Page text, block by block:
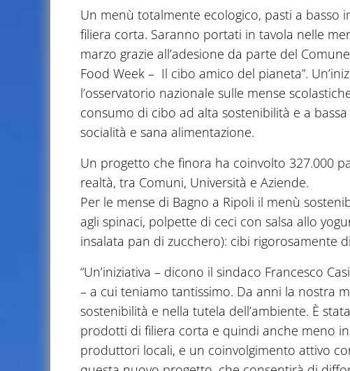
Un menù totalmente ecologico, pasti a basso
filiera corta. Saranno portati in tavola nelle
marzo grazie all’adesione da parte del
Food Week – Il cibo amico del pianeta”.
l’osservatorio nazionale sulle mense
consumo di cibo ad alta sostenibilità e a
socialità e sana alimentazione.
Un progetto che finora ha coinvolto 327.000
realtà, tra Comuni, Università e Aziende.
Per le mense di Bagno a Ripoli il menù
agli spinaci, polpette di ceci con salsa allo
insalata pan di zucchero): cibi rigorosamente
“Un’iniziativa – dicono il sindaco Francesco
– a cui teniamo tantissimo. Da anni la nostra
sostenibilità e nella tutela dell’ambiente. È
prodotti di filiera corta e quindi anche meno
produttori locali, e un coinvolgimento attivo